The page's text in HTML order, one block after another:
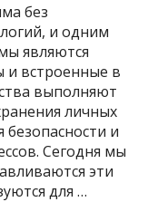
без
и одним
являются
и встроенные в
выполняют
личных
и
Сегодня мы
эти
для …